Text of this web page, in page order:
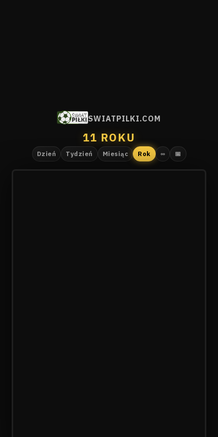
SWIATPILKI.COM
11 ROKU
Dzień Tydzień Miesiąc Rok ∞ 📅